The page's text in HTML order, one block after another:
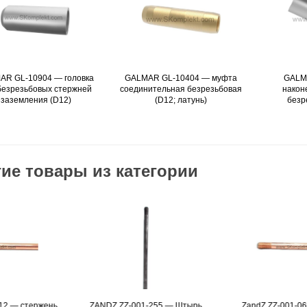
Подробнее
GL-10904 — головка
стержней
заземления (D12)
Подробнее
GALMAR GL-10404 — муфта
соединительная безрезьбовая
(D12; латунь)
товары из категории